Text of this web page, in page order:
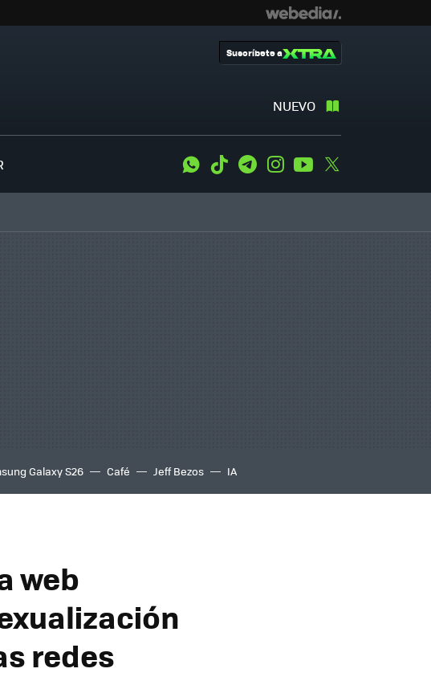
NUEVO
Suscríbete a
WhatsApp
Tiktok TelegramInstagramYoutube
Galaxy S26 Café Jeff Bezos IA
web
redes